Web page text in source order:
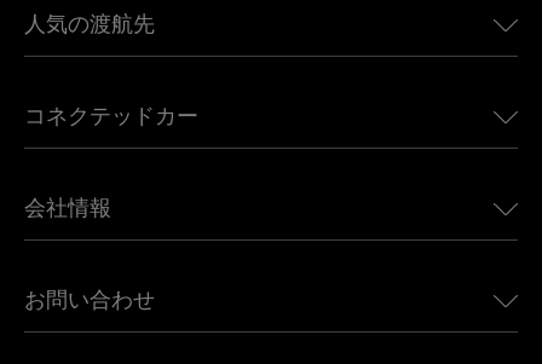
人気の渡航先
ヨーロッパ向けeSIM
カナダ向けeSIM
アフリカ向けeSIM
すべての目的地を見る
コネクテッドカー
Land Rover向けUbigi
Jeep向けUbigi
会社情報
Ubigi関連プレス
お問い合わせ